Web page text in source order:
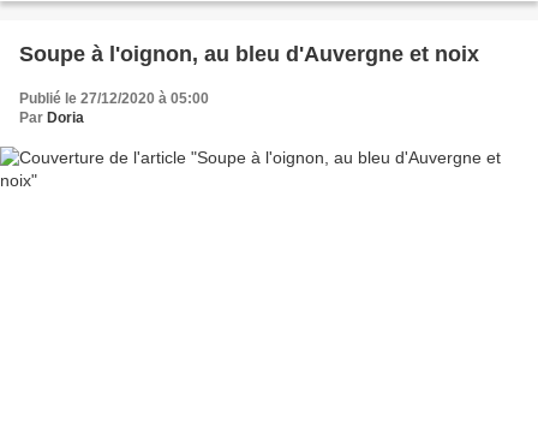
Soupe à l'oignon, au bleu d'Auvergne et noix
Publié le 27/12/2020 à 05:00
Par Doria